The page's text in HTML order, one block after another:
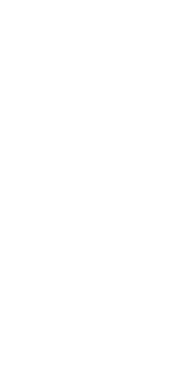
les taxes applicables et
de signer quoi que ce soit.
un SUV compact acheté
de Draveil a économisé
Ce type de résultat est
le projet est bien cadré
vous envisagez un
prochains mois ?
équipe pour une
sans engagement. Nous
vous indiquons rapidement
réel pour votre
À
NOS CLIENTS
PLUS